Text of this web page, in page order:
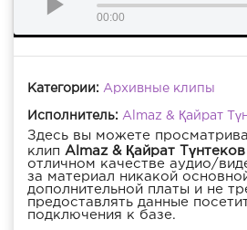
00:00
Категории: Архивные клипы
Исполнитель: Almaz & Қайрат
Здесь вы можете
клип Almaz & Қайрат
отличном качестве аудио/
за материал никакой
дополнительной платы и не
предоставлять данные
подключения к базе.